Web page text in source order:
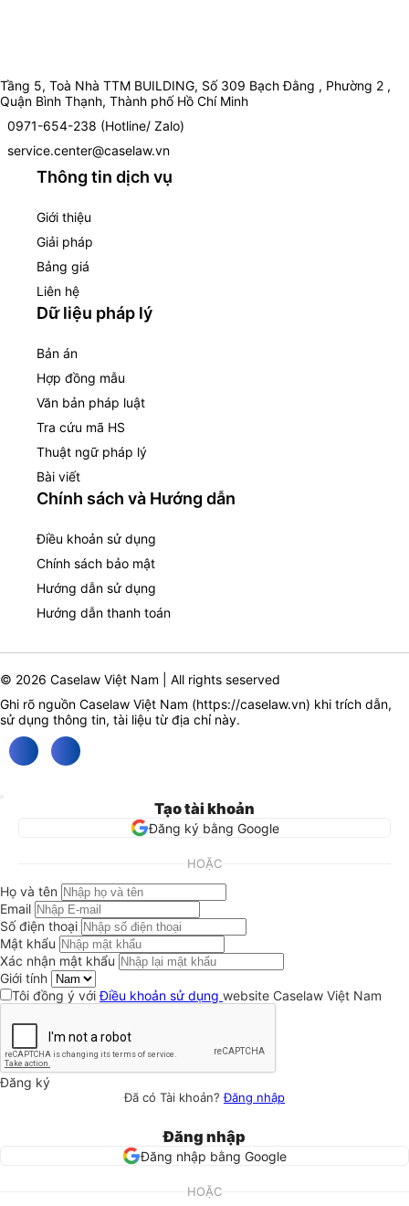
Tầng 5, Toà Nhà TTM BUILDING, Số 309 Bạch Đằng , Phường 2 ,
Quận Bình Thạnh, Thành phố Hồ Chí Minh
0971-654-238 (Hotline/ Zalo)
service.center@caselaw.vn
Thông tin dịch vụ
Giới thiệu
Giải pháp
Bảng giá
Liên hệ
Dữ liệu pháp lý
Bản án
Hợp đồng mẫu
Văn bản pháp luật
Tra cứu mã HS
Thuật ngữ pháp lý
Bài viết
Chính sách và Hướng dẫn
Điều khoản sử dụng
Chính sách bảo mật
Hướng dẫn sử dụng
Hướng dẫn thanh toán
© 2026 Caselaw Việt Nam | All rights seserved
Ghi rõ nguồn Caselaw Việt Nam (https://caselaw.vn) khi trích dẫn,
sử dụng thông tin, tài liệu từ địa chỉ này.
Tạo tài khoản
Đăng ký bằng Google
HOẶC
Họ và tên
Email
Số điện thoại
Mật khẩu
Xác nhận mật khẩu
Giới tính
Tôi đồng ý vớiĐiều khoản sử dụng website Caselaw Việt Nam
Đăng ký
Đã có Tài khoản?Đăng nhập
Đăng nhập
Đăng nhập bằng Google
HOẶC